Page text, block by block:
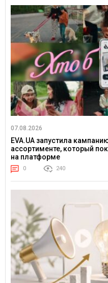
07.08.2026
EVA.UA запустила
ассортименте, который
на платформе
0 240